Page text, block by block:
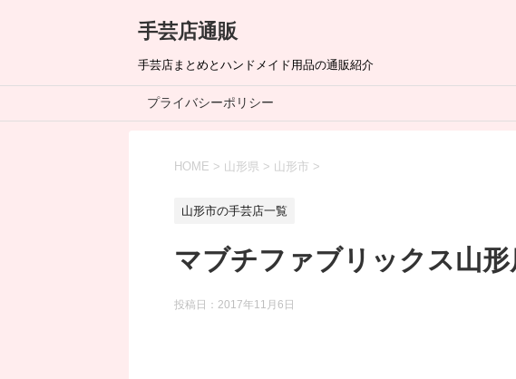
手芸店通販
手芸店まとめとハンドメイド用品の通販紹介
プライバシーポリシー
HOME > 山形県 > 山形市 >
山形市の手芸店一覧
マブチファブリックス山形
投稿日： 2017年11月6日